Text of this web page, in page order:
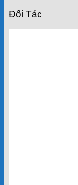
Đối Tác